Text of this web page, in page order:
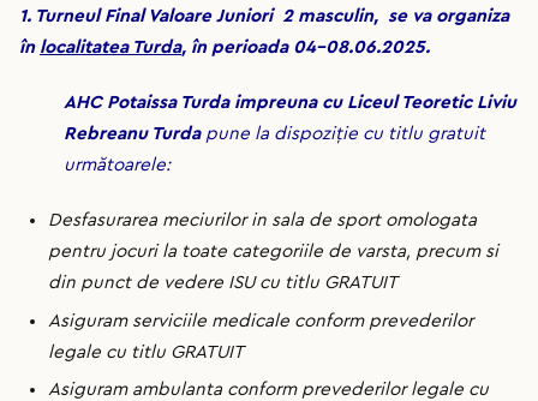
1. Turneul Final Valoare Juniori 2 masculin, se va organiza
în localitatea Turda, în perioada 04-08.06.2025.
AHC Potaissa Turda impreuna cu Liceul Teoretic Liviu
Rebreanu Turda pune la dispoziție cu titlu gratuit
următoarele:
Desfasurarea meciurilor in sala de sport omologata
pentru jocuri la toate categoriile de varsta, precum si
din punct de vedere ISU cu titlu GRATUIT
Asiguram serviciile medicale conform prevederilor
legale cu titlu GRATUIT
Asiguram ambulanta conform prevederilor legale cu